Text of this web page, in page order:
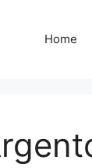
Home